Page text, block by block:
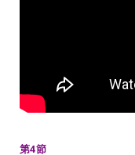
第4節